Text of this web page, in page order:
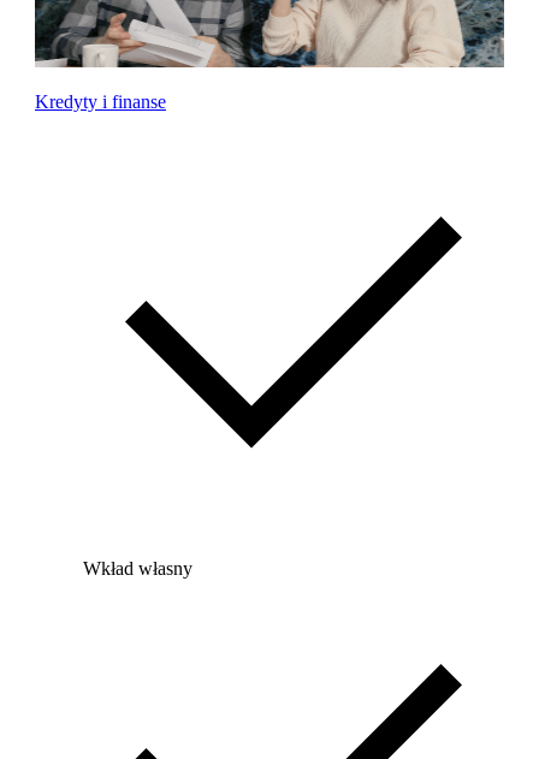
Kredyty i finanse
Wkład własny